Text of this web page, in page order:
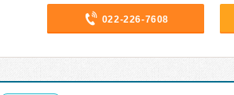
022-226-7608